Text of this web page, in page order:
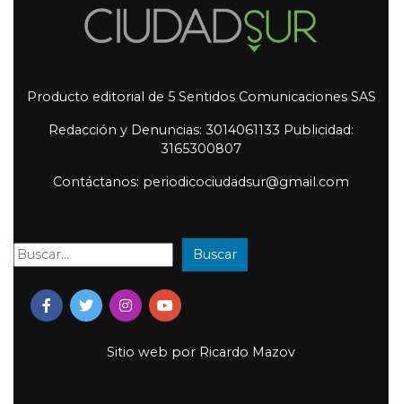
Producto editorial de 5 Sentidos Comunicaciones SAS
Redacción y Denuncias: 3014061133 Publicidad:
3165300807
Contáctanos: periodicociudadsur@gmail.com
Buscar: Buscar
Sitio web por Ricardo Mazov